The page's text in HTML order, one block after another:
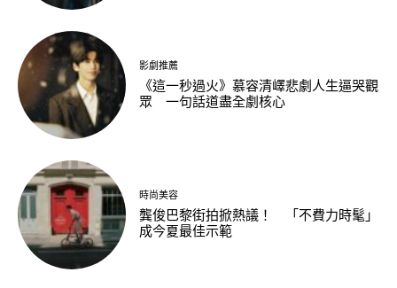
影劇推薦
《這一秒過火》慕容清嶧悲劇人生逼哭觀
眾 一句話道盡全劇核心
時尚美容
龔俊巴黎街拍掀熱議！ 「不費力時髦」
成今夏最佳示範